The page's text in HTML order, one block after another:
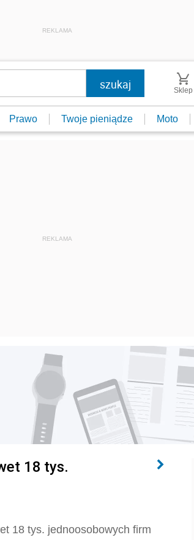
REKLAMA
Sklep
Prawo Twoje pieniądze Moto
18 tys.
18 tys. jednoosobowych firm